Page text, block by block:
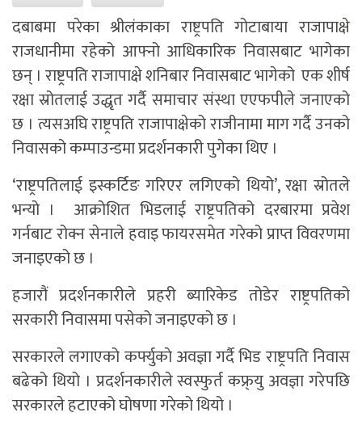
दबाबमा परेका श्रीलंकाका राष्ट्रपति गोटाबाया राजापाक्षे
राजधानीमा रहेको आफ्नो आधिकारिक निवासबाट भागेका
छन् । राष्ट्रपति राजापाक्षे शनिबार निवासबाट भागेको एक शीर्ष
रक्षा स्रोतलाई उद्धृत गर्दै समाचार संस्था एएफपीले जनाएको
छ । त्यसअघि राष्ट्रपति राजापाक्षेको राजीनामा माग गर्दै उनको
निवासको कम्पाउन्डमा प्रदर्शनकारी पुगेका थिए ।
‘राष्ट्रपतिलाई इस्कर्टिङ गरिएर लगिएको थियो’, रक्षा स्रोतले
भन्यो । आक्रोशित भिडलाई राष्ट्रपतिको दरबारमा प्रवेश
गर्नबाट रोक्न सेनाले हवाइ फायरसमेत गरेको प्राप्त विवरणमा
जनाइएको छ ।
हजारौं प्रदर्शनकारीले प्रहरी ब्यारिकेड तोडेर राष्ट्रपतिको
सरकारी निवासमा पसेको जनाइएको छ ।
सरकारले लगाएको कर्फ्युकाे अवज्ञा गर्दै भिड राष्ट्रपति निवास
बढेको थियो । प्रदर्शनकारीले स्वस्फुर्त कफ्र्यु अवज्ञा गरेपछि
सरकारले हटाएको घोषणा गरेको थियो ।